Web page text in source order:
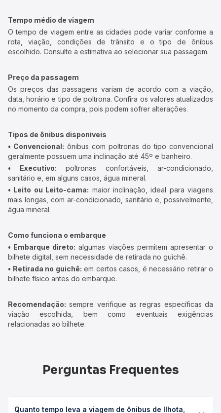
Tempo médio de viagem
O tempo de viagem entre as cidades pode variar conforme a
rota, viação, condições de trânsito e o tipo de ônibus
escolhido. Consulte a estimativa ao selecionar sua passagem.
Preço da passagem
Os preços das passagens variam de acordo com a viação,
data, horário e tipo de poltrona. Confira os valores atualizados
no momento da compra, pois podem sofrer alterações.
Tipos de ônibus disponíveis
• Convencional: ônibus com poltronas do tipo convencional
geralmente possuem uma inclinação até 45º e banheiro.
• Executivo: poltronas confortáveis, ar-condicionado,
sanitário e, em alguns casos, água mineral.
• Leito ou Leito-cama: maior inclinação, ideal para viagens
mais longas, com ar-condicionado, sanitário e, possivelmente,
água mineral.
Como funciona o embarque
• Embarque direto: algumas viações permitem apresentar o
bilhete digital, sem necessidade de retirada no guichê.
• Retirada no guichê: em certos casos, é necessário retirar o
bilhete físico antes do embarque.
Recomendação: sempre verifique as regras específicas da
viação escolhida, bem como eventuais exigências
relacionadas ao bilhete.
Perguntas Frequentes
Quanto tempo leva a viagem de ônibus de Ilhota,